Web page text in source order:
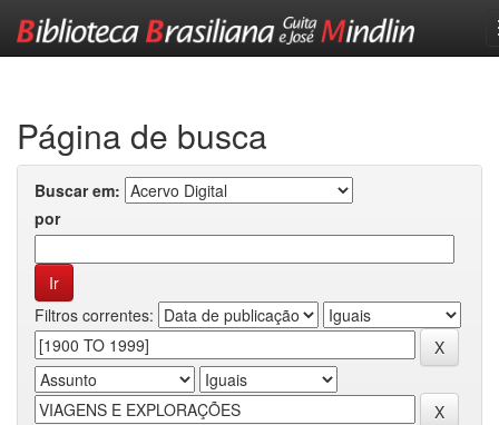
Página de busca
Buscar em:
por
Filtros correntes: